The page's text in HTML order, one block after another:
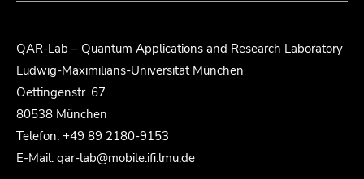
QAR-Lab – Quantum Applications and Research Laboratory
Ludwig-Maximilians-Universität München
Oettingenstr. 67
80538 München
Telefon: +49 89 2180-9153
E-Mail: qar-lab@mobile.ifi.lmu.de